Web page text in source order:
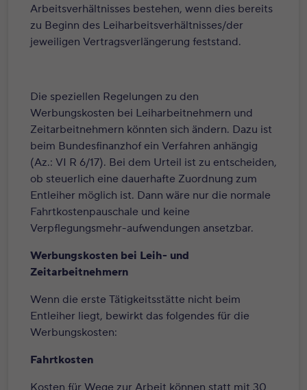
Arbeitsverhältnisses bestehen, wenn dies bereits
zu Beginn des Leiharbeitsverhältnisses/der
jeweiligen Vertragsverlängerung feststand.
Die speziellen Regelungen zu den
Werbungskosten bei Leiharbeitnehmern und
Zeitarbeitnehmern könnten sich ändern. Dazu ist
beim Bundesfinanzhof ein Verfahren anhängig
(Az.: VI R 6/17). Bei dem Urteil ist zu entscheiden,
ob steuerlich eine dauerhafte Zuordnung zum
Entleiher möglich ist. Dann wäre nur die normale
Fahrtkostenpauschale und keine
Verpflegungsmehr-aufwendungen ansetzbar.
Werbungskosten bei Leih- und
Zeitarbeitnehmern
Wenn die erste Tätigkeitsstätte nicht beim
Entleiher liegt, bewirkt das folgendes für die
Werbungskosten:
Fahrtkosten
Kosten für Wege zur Arbeit können statt mit 30